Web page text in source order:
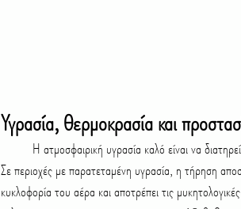
Υγρασία, θερμοκρασία και
Σε περιοχές με παρατεταμένη υγρασία, η τήρηση
κυκλοφορία του αέρα και αποτρέπει τις